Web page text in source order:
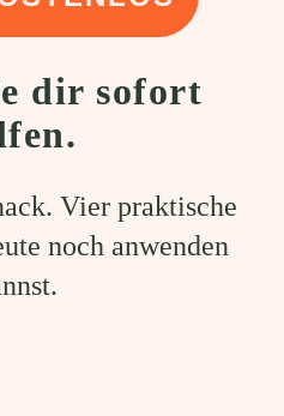
dir sofort
Vier praktische
noch anwenden